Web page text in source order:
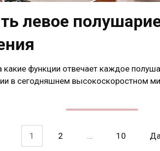
левое
какие функции отвечает каждое
в сегодняшнем высокоскоростном
1 2 … 10